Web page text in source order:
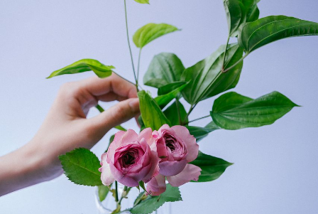
写真と同じものが届く？
商品ページに掲載している写真は、実際にお届けする商
品を撮影したものです。お花は生き物なので、どうして
も色味やサイズ・咲き方に個体差はありますが、できる
だけ写真のイメージに近いものをお届けできるように人
の目でチェックをしています。